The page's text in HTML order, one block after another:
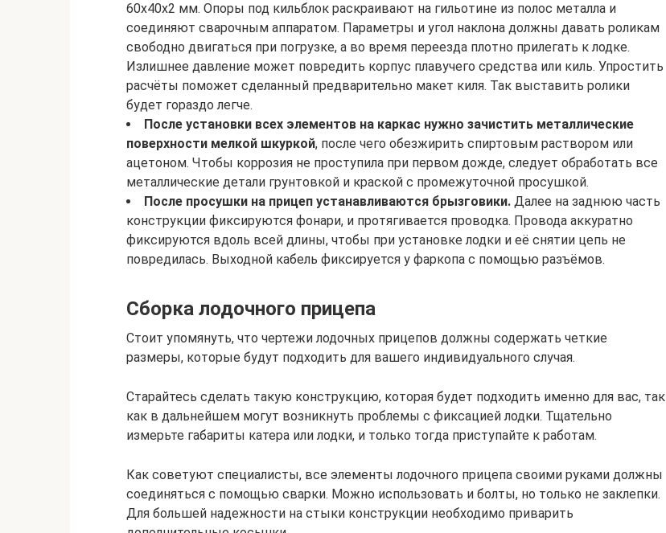
60х40х2 мм. Опоры под кильблок раскраивают на гильотине из полос металла и
соединяют сварочным аппаратом. Параметры и угол наклона должны давать роликам
свободно двигаться при погрузке, а во время переезда плотно прилегать к лодке.
Излишнее давление может повредить корпус плавучего средства или киль. Упростить
расчёты поможет сделанный предварительно макет киля. Так выставить ролики
будет гораздо легче.
После установки всех элементов на каркас нужно зачистить металлические
поверхности мелкой шкуркой, после чего обезжирить спиртовым раствором или
ацетоном. Чтобы коррозия не проступила при первом дожде, следует обработать все
металлические детали грунтовкой и краской с промежуточной просушкой.
После просушки на прицеп устанавливаются брызговики. Далее на заднюю часть
конструкции фиксируются фонари, и протягивается проводка. Провода аккуратно
фиксируются вдоль всей длины, чтобы при установке лодки и её снятии цепь не
повредилась. Выходной кабель фиксируется у фаркопа с помощью разъёмов.
Сборка лодочного прицепа
Стоит упомянуть, что чертежи лодочных прицепов должны содержать четкие
размеры, которые будут подходить для вашего индивидуального случая.
Старайтесь сделать такую конструкцию, которая будет подходить именно для вас, так
как в дальнейшем могут возникнуть проблемы с фиксацией лодки. Тщательно
измерьте габариты катера или лодки, и только тогда приступайте к работам.
Как советуют специалисты, все элементы лодочного прицепа своими руками должны
соединяться с помощью сварки. Можно использовать и болты, но только не заклепки.
Для большей надежности на стыки конструкции необходимо приварить